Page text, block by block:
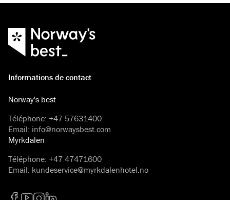
Informations de contact
Norway's best
Téléphone: +47 57631400
Email: info@norwaysbest.com
Myrkdalen
Téléphone: +47 47471600
Email: kundeservice@myrkdalenhotel.no